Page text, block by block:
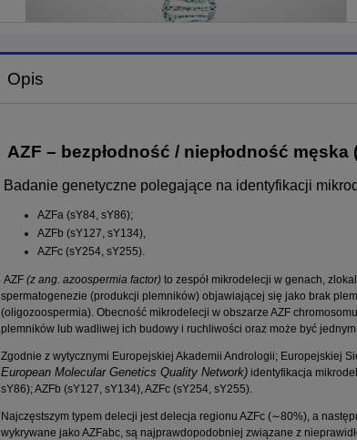
Opis
AZF – bezpłodność / niepłodność
Badanie genetyczne polegające na identyfikacji
AZFa (sY84, sY86);
AZFb (sY127, sY134),
AZFc (sY254, sY255).
AZF (z ang. azoospermia factor) to zespół mikrodelecji w genach,
spermatogenezie (produkcji plemników) objawiającej się jako brak
(oligozoospermia). Obecność mikrodelecji w obszarze AZF
plemników lub wadliwej ich budowy i ruchliwości oraz może być
Zgodnie z wytycznymi Europejskiej Akademii Andrologii; Europejskiej
European Molecular Genetics Quality Network) identyfikacja
sY86); AZFb (sY127, sY134), AZFc (sY254, sY255).
Najczęstszym typem delecji jest delecja regionu AZFc (∼80%), a
wykrywane jako AZFabc, są najprawdopodobniej związane z